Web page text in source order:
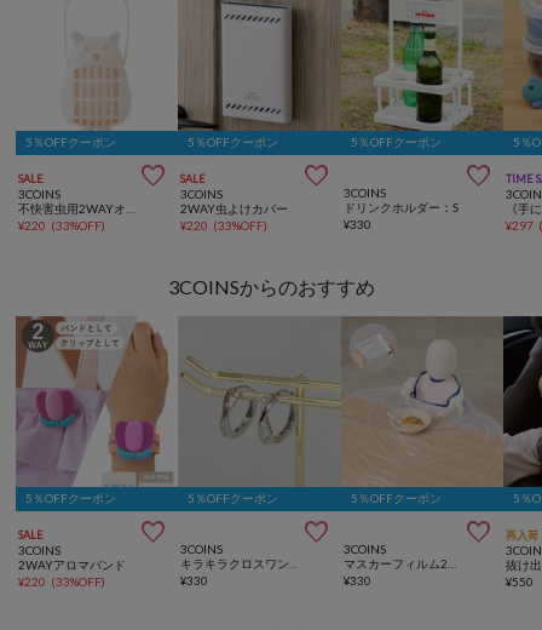
5％OFFクーポン
SALE 
3COINS
¥220 (33%OFF)
5％OFFクーポン
SALE 
3COINS
2WAY虫よけカバー
¥220 (33%OFF)
5％OFFクーポン

3COINS
ドリンクホルダー：S
¥330
5％
TIME
¥297
3COINSからのおすすめ
5％OFFクーポン
SALE 
3COINS
2WAYアロマバンド
¥220 (33%OFF)
5％OFFクーポン

3COINS
¥330
5％OFFクーポン

3COINS
¥330
5％
再入荷
抜け
¥550